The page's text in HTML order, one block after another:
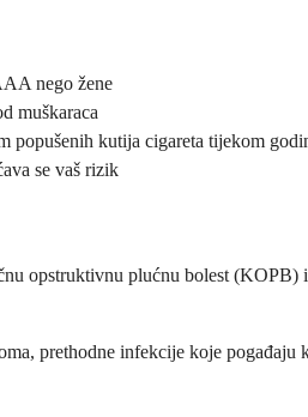
nego žene
muškaraca
popušenih kutija cigareta tijekom
se vaš rizik
plućnu bolest (KOPB)
prethodne infekcije koje